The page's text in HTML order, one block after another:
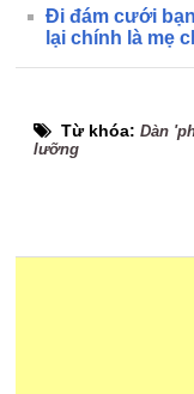
Đi đám cưới
lại chính là mẹ
Từ khóa:Dàn
lưỡng